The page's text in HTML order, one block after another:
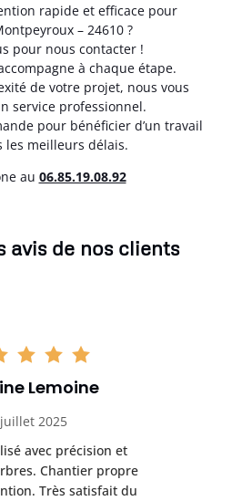
rapide et efficace pour
– 24610 ?
pour nous contacter !
à chaque étape.
de votre projet, nous vous
service professionnel.
pour bénéficier d’un travail
les meilleurs délais.
au 06.85.19.08.92
avis de nos clients
Lemoine
2025
avec précision et
Chantier propre
Très satisfait du